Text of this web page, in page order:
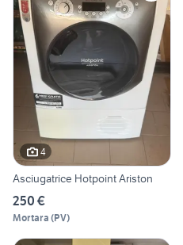
4
Asciugatrice Hotpoint Ariston
250 €
Mortara (PV)